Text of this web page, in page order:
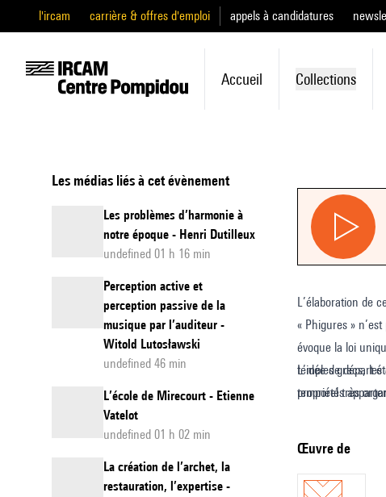
l'ircam carrière & offres d'emploi appels à candidatures
Accueil Collections
Les médias liés à cet évènement
Les problèmes d’harmonie à
notre époque - Henri Dutilleux
undefined 01 h 16 min
Perception active et
perception passive de la
musique par l’auditeur -
Witold Lutosławski
undefined 46 min
L’école de Mirecourt - Etienne
Vatelot
undefined 01 h 02 min
La création de l’archet, la
restauration, l’expertise -
L’élaboration de
« Phigures »
évoque la loi
temples grecs,
propriétés
L’idée de départ
temporel très
Œuvre de